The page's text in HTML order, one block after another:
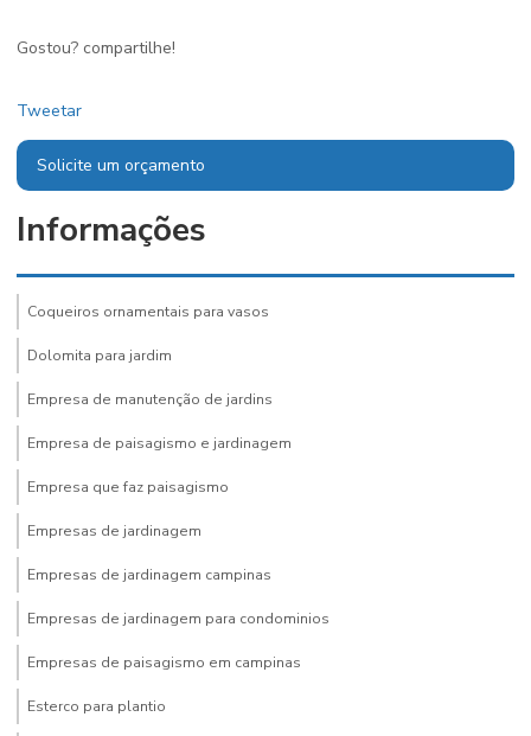
Gostou? compartilhe!
Tweetar
Solicite um orçamento
Informações
Coqueiros ornamentais para vasos
Dolomita para jardim
Empresa de manutenção de jardins
Empresa de paisagismo e jardinagem
Empresa que faz paisagismo
Empresas de jardinagem
Empresas de jardinagem campinas
Empresas de jardinagem para condominios
Empresas de paisagismo em campinas
Esterco para plantio